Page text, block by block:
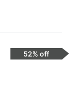
52% off